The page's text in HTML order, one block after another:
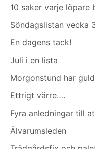
10 saker varje löpare
Söndagslistan vecka
En dagens tack!
Juli i en lista
Morgonstund har
Ettrigt värre….
Fyra anledningar till
Älvarumsleden